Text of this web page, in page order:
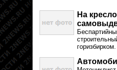
На
горизбирком.